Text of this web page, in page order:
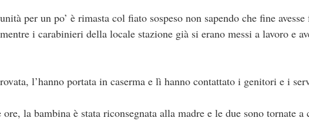
per un po’ è rimasta col fiato sospeso non sapendo che fine
i carabinieri della locale stazione già si erano messi a lavoro e
l’hanno portata in caserma e lì hanno contattato i genitori e i
la bambina è stata riconsegnata alla madre e le due sono tornate a